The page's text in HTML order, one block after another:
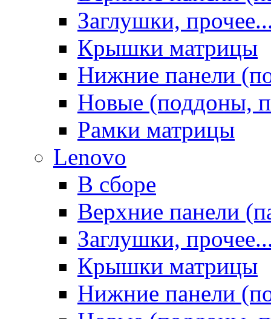
Заглушки,
Крышки матрицы
Нижние панели
Новые (поддоны,
Рамки матрицы
Lenovo
В сборе
Верхние панели
Заглушки,
Крышки матрицы
Нижние панели